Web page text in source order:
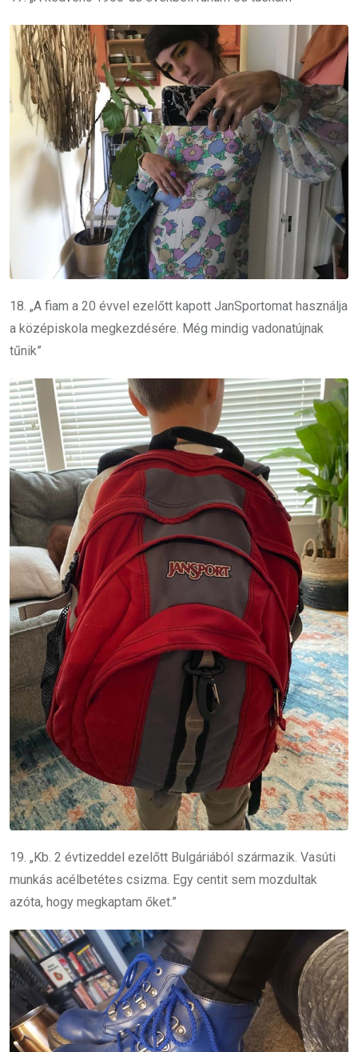
18. „A fiam a 20 évvel ezelőtt kapott JanSportomat használja
a középiskola megkezdésére. Még mindig vadonatújnak
tűnik”
19. „Kb. 2 évtizeddel ezelőtt Bulgáriából származik. Vasúti
munkás acélbetétes csizma. Egy centit sem mozdultak
azóta, hogy megkaptam őket.”